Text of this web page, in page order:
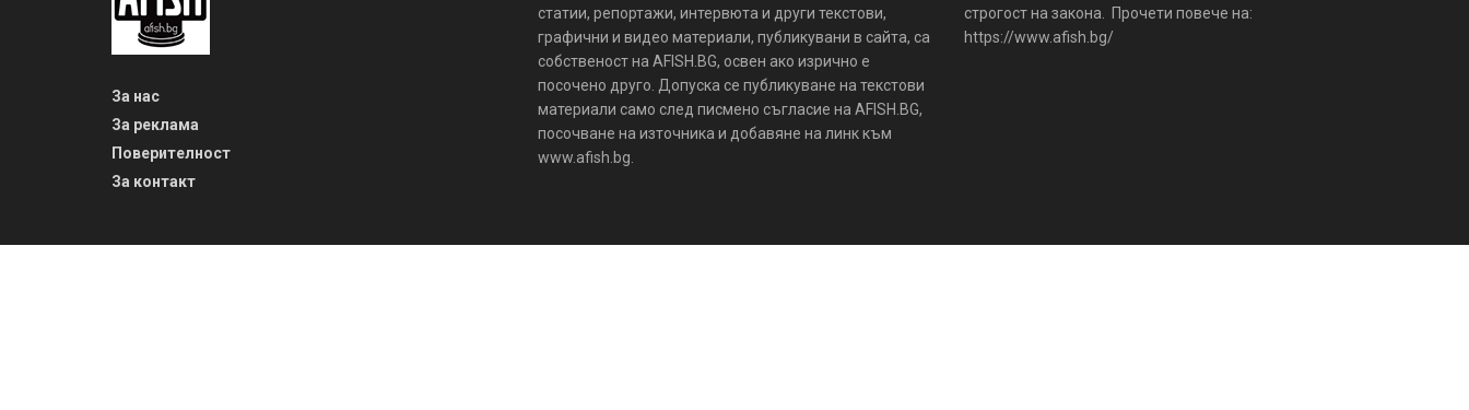
За нас
За реклама
Поверителност
За контакт
статии, репортажи, интервюта и други текстови,
графични и видео материали, публикувани в сайта, са
собственост на AFISH.BG, освен ако изрично е
посочено друго. Допуска се публикуване на текстови
материали само след писмено съгласие на AFISH.BG,
посочване на източника и добавяне на линк към
www.afish.bg.
строгост на закона. Прочети повече на:
https://www.afish.bg/